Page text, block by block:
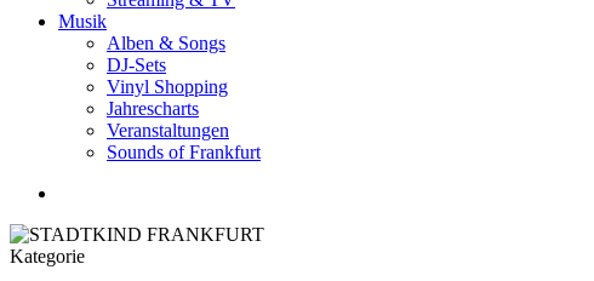
Musik
Alben & Songs
DJ-Sets
Vinyl Shopping
Jahrescharts
Veranstaltungen
Sounds of Frankfurt
Kategorie